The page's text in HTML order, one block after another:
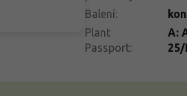
Balení:
Plant
Passport:
A:
25/